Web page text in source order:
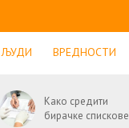
ЉУДИ ВРЕДНОСТИ
Како средити
бирачке спискове